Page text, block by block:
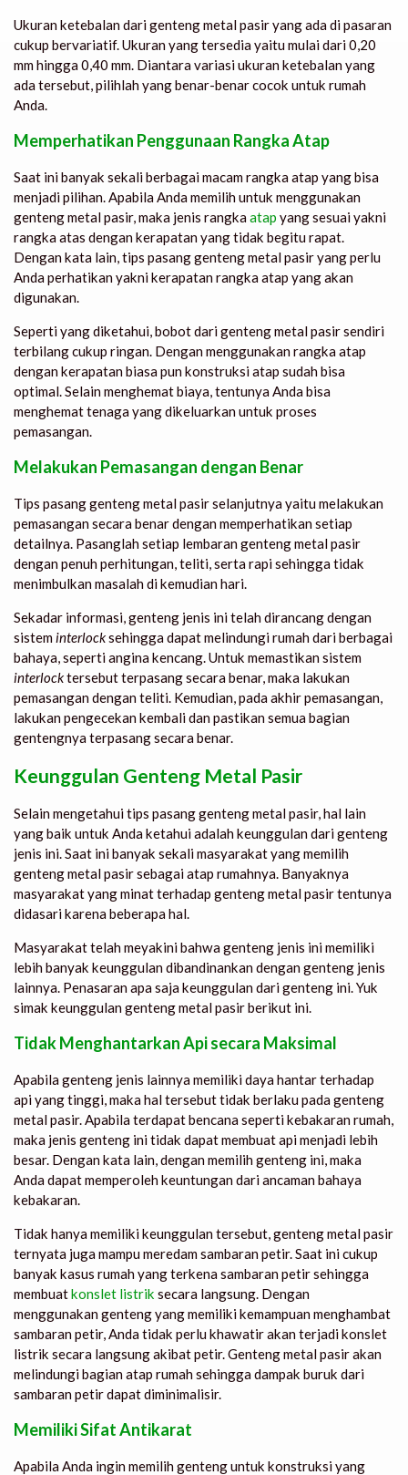
Ukuran ketebalan dari genteng metal pasir yang ada di pasaran
cukup bervariatif. Ukuran yang tersedia yaitu mulai dari 0,20
mm hingga 0,40 mm. Diantara variasi ukuran ketebalan yang
ada tersebut, pilihlah yang benar-benar cocok untuk rumah
Anda.
Memperhatikan Penggunaan Rangka Atap
Saat ini banyak sekali berbagai macam rangka atap yang bisa
menjadi pilihan. Apabila Anda memilih untuk menggunakan
genteng metal pasir, maka jenis rangkaatap yang sesuai yakni
rangka atas dengan kerapatan yang tidak begitu rapat.
Dengan kata lain,tips pasang genteng metal pasiryang perlu
Anda perhatikan yakni kerapatan rangka atap yang akan
digunakan.
Seperti yang diketahui, bobot dari genteng metal pasir sendiri
terbilang cukup ringan. Dengan menggunakan rangka atap
dengan kerapatan biasa pun konstruksi atap sudah bisa
optimal. Selain menghemat biaya, tentunya Anda bisa
menghemat tenaga yang dikeluarkan untuk proses
pemasangan.
Melakukan Pemasangan dengan Benar
Tips pasang genteng metal pasirselanjutnya yaitu melakukan
pemasangan secara benar dengan memperhatikan setiap
detailnya. Pasanglah setiap lembaran genteng metal pasir
dengan penuh perhitungan, teliti, serta rapi sehingga tidak
menimbulkan masalah di kemudian hari.
Sekadar informasi, genteng jenis ini telah dirancang dengan
sisteminterlocksehingga dapat melindungi rumah dari berbagai
bahaya, seperti angina kencang. Untuk memastikan sistem
interlocktersebut terpasang secara benar, maka lakukan
pemasangan dengan teliti. Kemudian, pada akhir pemasangan,
lakukan pengecekan kembali dan pastikan semua bagian
gentengnya terpasang secara benar.
Keunggulan Genteng Metal Pasir
Selain mengetahuitips pasang genteng metal pasir, hal lain
yang baik untuk Anda ketahui adalah keunggulan dari genteng
jenis ini. Saat ini banyak sekali masyarakat yang memilih
genteng metal pasir sebagai atap rumahnya. Banyaknya
masyarakat yang minat terhadap genteng metal pasir tentunya
didasari karena beberapa hal.
Masyarakat telah meyakini bahwa genteng jenis ini memiliki
lebih banyak keunggulan dibandinankan dengan genteng jenis
lainnya. Penasaran apa saja keunggulan dari genteng ini. Yuk
simak keunggulan genteng metal pasir berikut ini.
Tidak Menghantarkan Api secara Maksimal
Apabila genteng jenis lainnya memiliki daya hantar terhadap
api yang tinggi, maka hal tersebut tidak berlaku pada genteng
metal pasir. Apabila terdapat bencana seperti kebakaran rumah,
maka jenis genteng ini tidak dapat membuat api menjadi lebih
besar. Dengan kata lain, dengan memilih genteng ini, maka
Anda dapat memperoleh keuntungan dari ancaman bahaya
kebakaran.
Tidak hanya memiliki keunggulan tersebut, genteng metal pasir
ternyata juga mampu meredam sambaran petir. Saat ini cukup
banyak kasus rumah yang terkena sambaran petir sehingga
membuatkonslet listrik secara langsung. Dengan
menggunakan genteng yang memiliki kemampuan menghambat
sambaran petir, Anda tidak perlu khawatir akan terjadi konslet
listrik secara langsung akibat petir. Genteng metal pasir akan
melindungi bagian atap rumah sehingga dampak buruk dari
sambaran petir dapat diminimalisir.
Memiliki Sifat Antikarat
Apabila Anda ingin memilih genteng untuk konstruksi yang